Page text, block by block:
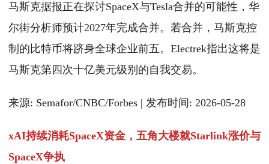
马斯克据报正在探讨SpaceX与Tesla合并的可能性，华
尔街分析师预计2027年完成合并。若合并，马斯克控
制的比特币将跻身全球企业前五。Electrek指出这将是
马斯克第四次十亿美元级别的自我交易。
来源: Semafor/CNBC/Forbes | 发布时间: 2026-05-28
xAI持续消耗SpaceX资金，五角大楼就Starlink涨价与
SpaceX争执